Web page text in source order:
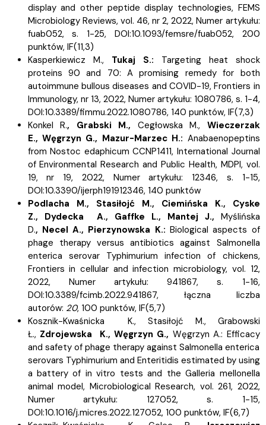
display and other peptide display technologies, FEMS
Microbiology Reviews, vol. 46, nr 2, 2022, Numer artykułu:
fuab052, s.
1-25, DOI:10.1093/femsre/fuab052, 200
punktów, IF(11,3)
Kasperkiewicz M.,
Tukaj S.:
Targeting heat shock
proteins 90 and 70: A promising remedy for both
autoimmune bullous diseases and COVID-19, Frontiers in
Immunology, nr 13, 2022, Numer artykułu: 1080786, s. 1-4,
DOI:10.3389/fimmu.2022.1080786, 140 punktów, IF(7,3)
Konkel R., Grabski M., Cegłowska M.,
Wieczerzak
E., Węgrzyn G., Mazur-Marzec H.: Anabaenopeptins
from Nostoc edaphicum CCNP1411, International Journal
of Environmental Research and Public Health, MDPI, vol.
19, nr 19, 2022, Numer artykułu: 12346, s.
1-15,
DOI:10.3390/ijerph191912346, 140 punktów
Podlacha M.,
Stasiłojć M., Ciemińska K.,
Cyske
Z.,
Dydecka A., Gaffke L., Mantej J., Myślińska
D., Necel A., Pierzynowska K.: Biological aspects of
phage therapy versus antibiotics against Salmonella
enterica serovar Typhimurium infection of chickens,
Frontiers in cellular and infection microbiology, vol. 12,
2022, Numer artykułu: 941867, s.
1-16,
DOI:10.3389/fcimb.2022.941867, łączna liczba
autorów: 20, 100 punktów, IF(5,7)
Kosznik-Kwaśnicka K.,
Stasiłojć M.,
Grabowski
Ł., Zdrojewska K., Węgrzyn G., Węgrzyn A.: Efficacy
and safety of phage therapy against Salmonella enterica
serovars Typhimurium and Enteritidis estimated by using
a battery of in vitro tests and the Galleria mellonella
animal model, Microbiological Research, vol. 261, 2022,
Numer artykułu: 127052, s.
1-15,
DOI:10.1016/j.micres.2022.127052, 100 punktów, IF(6,7)